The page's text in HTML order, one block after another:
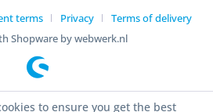
terms
Privacy
Terms of delivery
Shopware by webwerk.nl
to ensure you get the best